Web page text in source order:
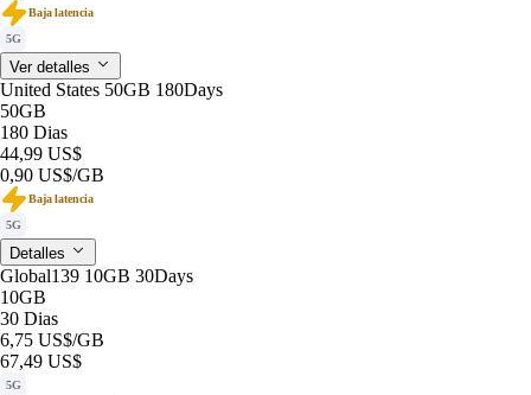
Baja latencia
5G
Ver detalles
United States 50GB 180Days
50GB
180 Dias
44,99 US$
0,90 US$/GB
Baja latencia
5G
Detalles
Global139 10GB 30Days
10GB
30 Dias
6,75 US$/GB
67,49 US$
5G